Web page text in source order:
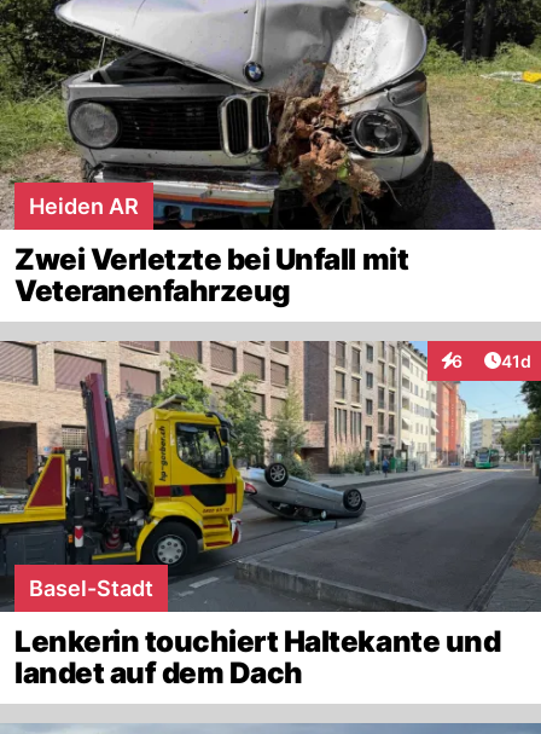
Heiden AR
Zwei Verletzte bei Unfall mit
Veteranenfahrzeug
6
Interaktionen
41d
Basel-Stadt
Lenkerin touchiert Haltekante und
landet auf dem Dach